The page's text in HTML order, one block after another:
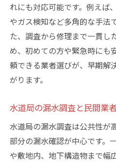
れにも対応可能です。例えば
やガス検知など多角的な手法
た、調査から修理まで一貫し
め、初めての方や緊急時にも
頼できる業者選びが、早期解
がります。
水道局の漏水調査と民間業
水道局の漏水調査は公共性が
部分の漏水確認が中心です。
や敷地内、地下構造物まで幅